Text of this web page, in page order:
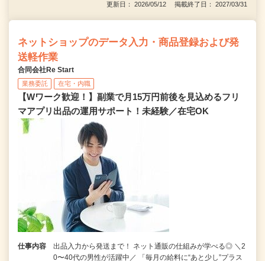
更新日： 2026/05/12 掲載終了日： 2027/03/31
ネットショップのデータ入力・商品登録および発
送軽作業
合同会社Re Start
業務委託 在宅・内職
【Wワーク歓迎！】副業で月15万円前後を見込めるフリ
マアプリ出品の運用サポート！未経験／在宅OK
仕事内容
出品入力から発送まで！ ネット通販の仕組みが学べる◎ ＼2
0〜40代の男性が活躍中／ 「毎月の給料に“あと少し”プラス